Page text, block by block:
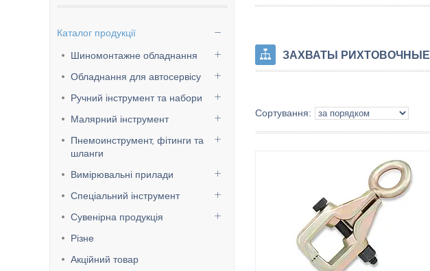
Каталог продукції
Шиномонтажне обладнання
Обладнання для автосервісу
Ручний інструмент та набори
Малярний інструмент
Пнемоинструмент, фітинги та
шланги
Вимірювальні прилади
Спеціальний інструмент
Сувенірна продукція
Різне
Акційний товар
ЗАХВАТЫ РИХТОВОЧНЫЕ